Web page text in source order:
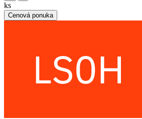
ks
Cenová ponuka